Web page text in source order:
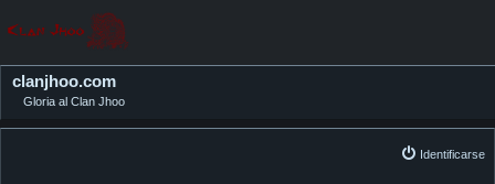
clanjhoo.com
Gloria al Clan Jhoo
Identificarse